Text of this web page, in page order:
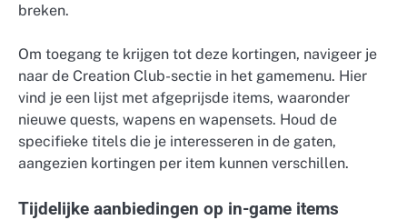
breken.
Om toegang te krijgen tot deze kortingen, navigeer je
naar de Creation Club-sectie in het gamemenu. Hier
vind je een lijst met afgeprijsde items, waaronder
nieuwe quests, wapens en wapensets. Houd de
specifieke titels die je interesseren in de gaten,
aangezien kortingen per item kunnen verschillen.
Tijdelijke aanbiedingen op in-game items